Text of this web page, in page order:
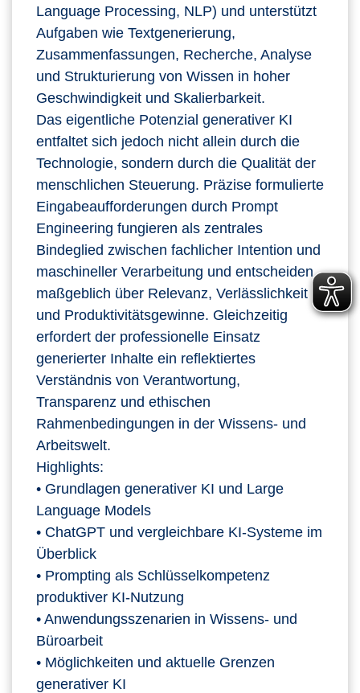
Language Processing, NLP) und unterstützt
Aufgaben wie Textgenerierung,
Zusammenfassungen, Recherche, Analyse
und Strukturierung von Wissen in hoher
Geschwindigkeit und Skalierbarkeit.
Das eigentliche Potenzial generativer KI
entfaltet sich jedoch nicht allein durch die
Technologie, sondern durch die Qualität der
menschlichen Steuerung. Präzise formulierte
Eingabeaufforderungen durch Prompt
Engineering fungieren als zentrales
Bindeglied zwischen fachlicher Intention und
maschineller Verarbeitung und entscheiden
maßgeblich über Relevanz, Verlässlichkeit
und Produktivitätsgewinne. Gleichzeitig
erfordert der professionelle Einsatz
generierter Inhalte ein reflektiertes
Verständnis von Verantwortung,
Transparenz und ethischen
Rahmenbedingungen in der Wissens‑ und
Arbeitswelt.
Highlights:
• Grundlagen generativer KI und Large
Language Models
• ChatGPT und vergleichbare KI‑Systeme im
Überblick
• Prompting als Schlüsselkompetenz
produktiver KI‑Nutzung
• Anwendungsszenarien in Wissens‑ und
Büroarbeit
• Möglichkeiten und aktuelle Grenzen
generativer KI